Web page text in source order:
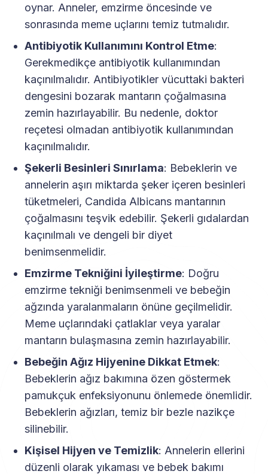
oynar. Anneler, emzirme öncesinde ve
sonrasında meme uçlarını temiz tutmalıdır.
Antibiyotik Kullanımını Kontrol Etme:
Gerekmedikçe antibiyotik kullanımından
kaçınılmalıdır. Antibiyotikler vücuttaki bakteri
dengesini bozarak mantarın çoğalmasına
zemin hazırlayabilir. Bu nedenle, doktor
reçetesi olmadan antibiyotik kullanımından
kaçınılmalıdır.
Şekerli Besinleri Sınırlama: Bebeklerin ve
annelerin aşırı miktarda şeker içeren besinleri
tüketmeleri, Candida Albicans mantarının
çoğalmasını teşvik edebilir. Şekerli gıdalardan
kaçınılmalı ve dengeli bir diyet
benimsenmelidir.
Emzirme Tekniğini İyileştirme: Doğru
emzirme tekniği benimsenmeli ve bebeğin
ağzında yaralanmaların önüne geçilmelidir.
Meme uçlarındaki çatlaklar veya yaralar
mantarın bulaşmasına zemin hazırlayabilir.
Bebeğin Ağız Hijyenine Dikkat Etmek:
Bebeklerin ağız bakımına özen göstermek
pamukçuk enfeksiyonunu önlemede önemlidir.
Bebeklerin ağızları, temiz bir bezle nazikçe
silinebilir.
Kişisel Hijyen ve Temizlik: Annelerin ellerini
düzenli olarak yıkaması ve bebek bakımı